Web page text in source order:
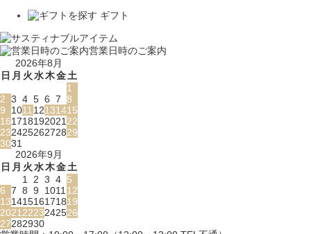
ギフト
営業日時のご案内
2026年8月
日 月 火水木金土
1
2 3 4 5 6 7 8
9
101112131415
16171819202122
23242526272829
3031
2026年9月
日 月 火水木金土
1 2 3 4 5
6 7 8 9 101112
13141516171819
20212223242526
27282930